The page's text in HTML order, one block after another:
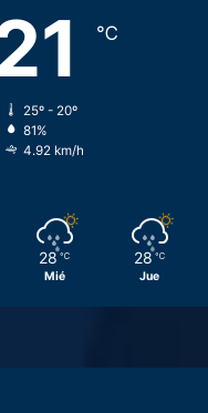
℃
25º - 20º
81%
4.92 km/h
28 ℃
Mié
28 ℃
Jue